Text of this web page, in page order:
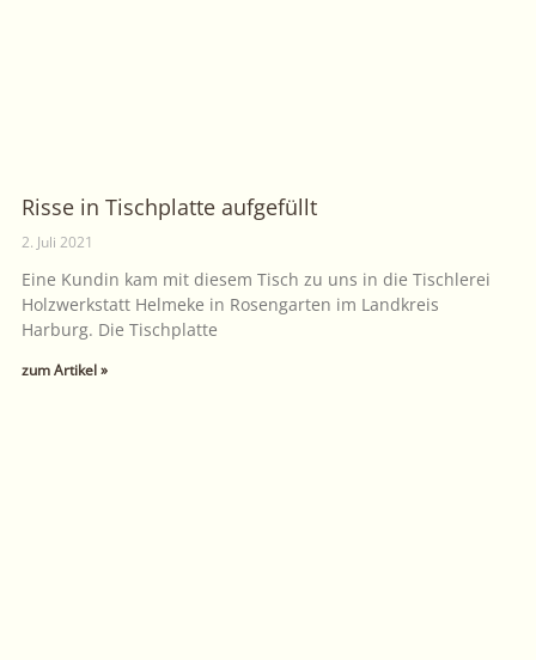
Risse in Tischplatte aufgefüllt
2. Juli 2021
Eine Kundin kam mit diesem Tisch zu uns in die Tischlerei
Holzwerkstatt Helmeke in Rosengarten im Landkreis
Harburg. Die Tischplatte
zum Artikel »